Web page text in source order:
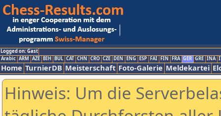
Logged on: Gast
Arabic ARM AZE BIH BUL CAT CHN CRO CZE DEN ENG ESP FAI FIN FRA GER GRE INA
Home TurnierDB Meisterschaft Foto-Galerie Meldekartei
Hinweis: Um die